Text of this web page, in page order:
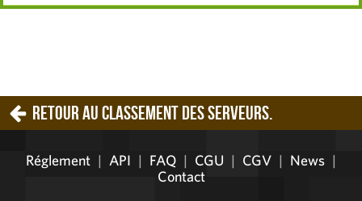
Retour au classement des serveurs.
Réglement | API | FAQ | CGU | CGV | News |
Contact